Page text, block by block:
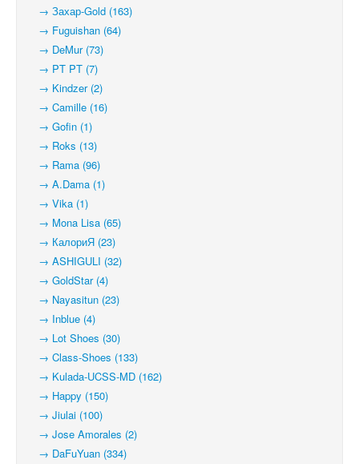
→ Захар-Gold (163)
→ Fuguishan (64)
→ DeMur (73)
→ PT PT (7)
→ Kindzer (2)
→ Camille (16)
→ Gofin (1)
→ Roks (13)
→ Rama (96)
→ A.Dama (1)
→ Vika (1)
→ Mona Lisa (65)
→ КалориЯ (23)
→ ASHIGULI (32)
→ GoldStar (4)
→ Nayasitun (23)
→ Inblue (4)
→ Lot Shoes (30)
→ Class-Shoes (133)
→ Kulada-UCSS-MD (162)
→ Happy (150)
→ Jiulai (100)
→ Jose Amorales (2)
→ DaFuYuan (334)